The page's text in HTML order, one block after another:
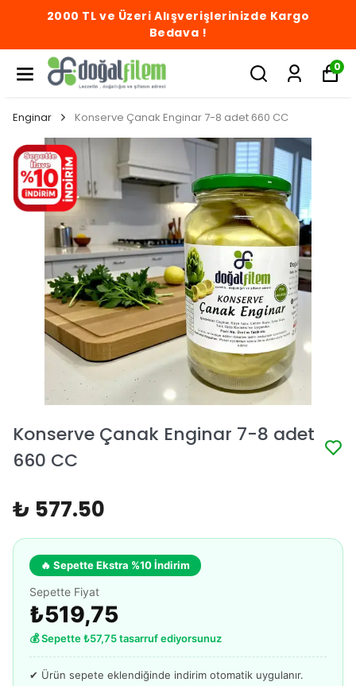
2000 TL ve Üzeri Alışverişlerinizde Kargo
Bedava !
0
Enginar Konserve Çanak Enginar 7-8 adet 660 CC
Konserve Çanak Enginar 7-8 adet
660 CC
₺ 577.50
🔥 Sepette Ekstra %10 İndirim
Sepette Fiyat
₺519,75
💰 Sepette ₺57,75 tasarruf ediyorsunuz
✔ Ürün sepete eklendiğinde indirim otomatik uygulanır.